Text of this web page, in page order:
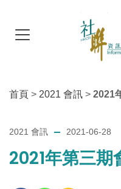
首頁 > 2021 會訊 > 2021
2021 會訊 2021-06-28
2021年第三期